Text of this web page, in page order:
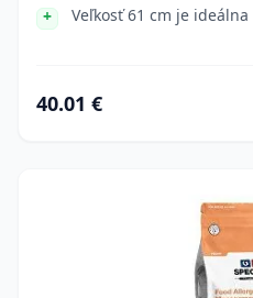
Veľkosť 61 cm je
40.01 €